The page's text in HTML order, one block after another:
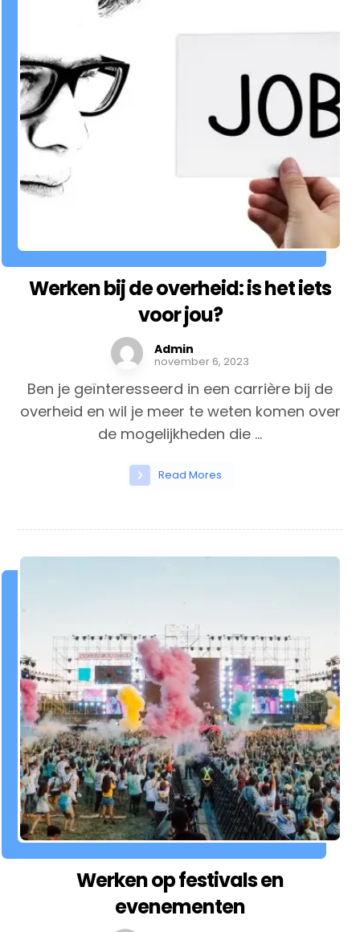
Werken bij de overheid: is het iets
voor jou?
Admin
november 6, 2023
Ben je geïnteresseerd in een carrière bij de
overheid en wil je meer te weten komen over
de mogelijkheden die ...
Read Mores
Werken op festivals en
evenementen